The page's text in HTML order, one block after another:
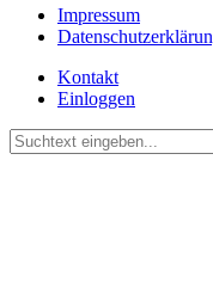
Impressum
Kontakt
Einloggen